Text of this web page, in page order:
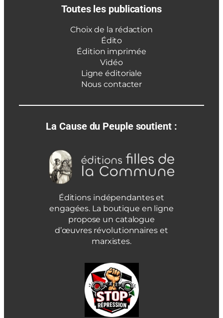
Toutes les publications
Choix de la rédaction
Édito
Édition imprimée
Vidéo
Ligne éditoriale
Nous contacter
La Cause du Peuple soutient :
Éditions indépendantes et
engagées. La boutique en ligne
propose un catalogue
d’œuvres révolutionnaires et
marxistes.